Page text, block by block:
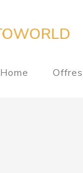
Home Offres